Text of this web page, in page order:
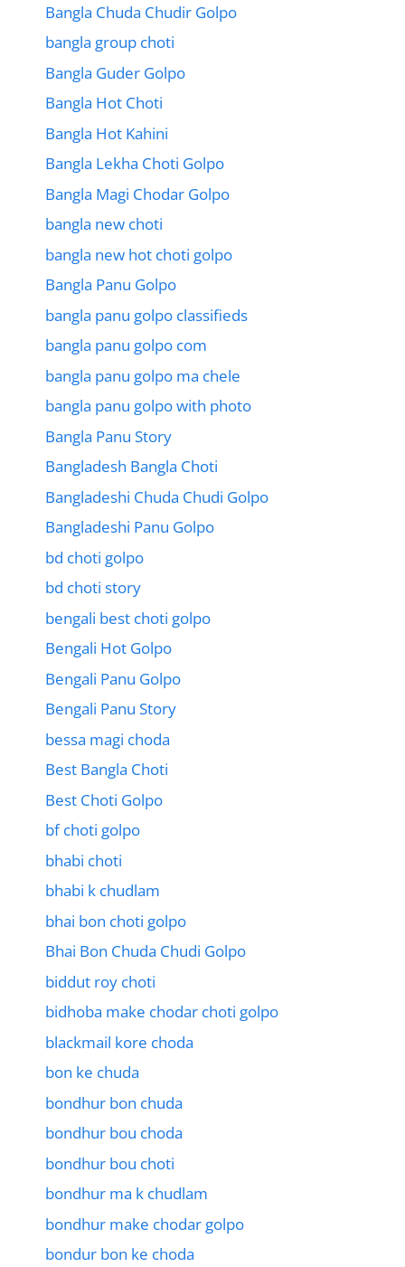
Bangla Chuda Chudir Golpo
bangla group choti
Bangla Guder Golpo
Bangla Hot Choti
Bangla Hot Kahini
Bangla Lekha Choti Golpo
Bangla Magi Chodar Golpo
bangla new choti
bangla new hot choti golpo
Bangla Panu Golpo
bangla panu golpo classifieds
bangla panu golpo com
bangla panu golpo ma chele
bangla panu golpo with photo
Bangla Panu Story
Bangladesh Bangla Choti
Bangladeshi Chuda Chudi Golpo
Bangladeshi Panu Golpo
bd choti golpo
bd choti story
bengali best choti golpo
Bengali Hot Golpo
Bengali Panu Golpo
Bengali Panu Story
bessa magi choda
Best Bangla Choti
Best Choti Golpo
bf choti golpo
bhabi choti
bhabi k chudlam
bhai bon choti golpo
Bhai Bon Chuda Chudi Golpo
biddut roy choti
bidhoba make chodar choti golpo
blackmail kore choda
bon ke chuda
bondhur bon chuda
bondhur bou choda
bondhur bou choti
bondhur ma k chudlam
bondhur make chodar golpo
bondur bon ke choda